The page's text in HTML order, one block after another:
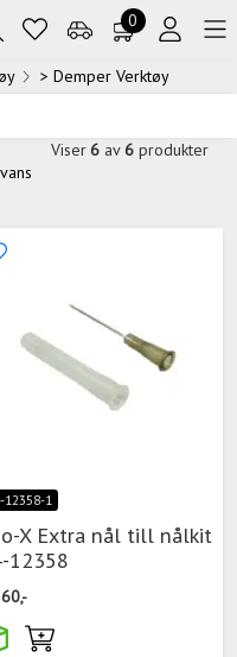
0
> Demper Verktøy
Viser6 av6 produkter
12358-1
X Extra nål till nålkit
12358
60,-